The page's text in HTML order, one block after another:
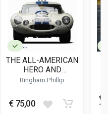
THE ALL-AMERICAN
HERO AND
JAGUAR'S RACING E-
Bingham Phillip
€ 75,00
€